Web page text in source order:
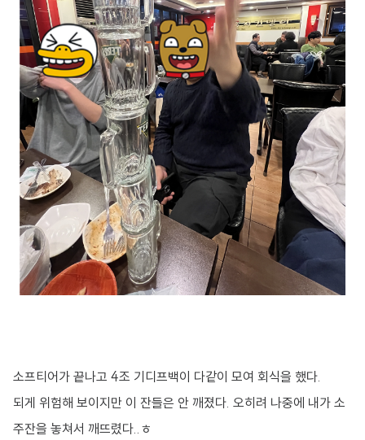
소프티어가 끝나고 4조 기디프백이 다같이 모여 회식을 했다.
되게 위험해 보이지만 이 잔들은 안 깨졌다. 오히려 나중에 내가 소
주잔을 놓쳐서 깨뜨렸다..ㅎ